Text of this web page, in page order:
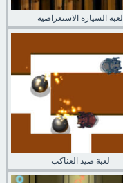
لعبة السيارة الاستعراضية
لعبة صيد العناكب